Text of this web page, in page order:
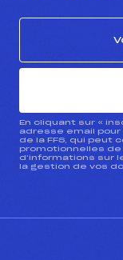
En cliquant sur «
adresse email
de la FFS, qui
promotionnelles de
d’informations sur
la gestion de vos